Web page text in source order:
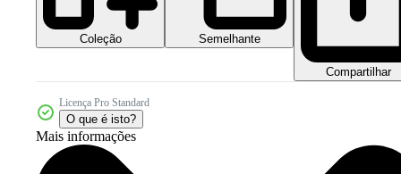
Coleção Semelhante
Compartilhar
Licença Pro Standard
O que é isto?
Mais informações